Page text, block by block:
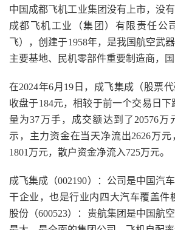
中国成都飞机工业集团没有上市，没
成都飞机工业（集团）有限责任公
飞），创建于1958年，是我国航空武
主要基地、民机零部件重要制造商，国
在2024年6月19日，成飞集成（股票
收盘于184元，相较于前一个交易日下
量为37万手，成交额达到了20576万
示，主力资金在当天净流出2626万
1801万元，散户资金净流入725万元。
成飞集成（002190）：公司是中国汽
干企业，也是行业内四大汽车覆盖件
股份（600523）：贵航集团是中国航